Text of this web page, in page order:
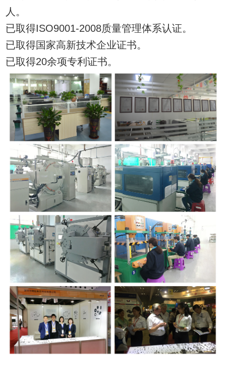
人。
已取得ISO9001-2008质量管理体系认证。
已取得国家高新技术企业证书。
已取得20余项专利证书。